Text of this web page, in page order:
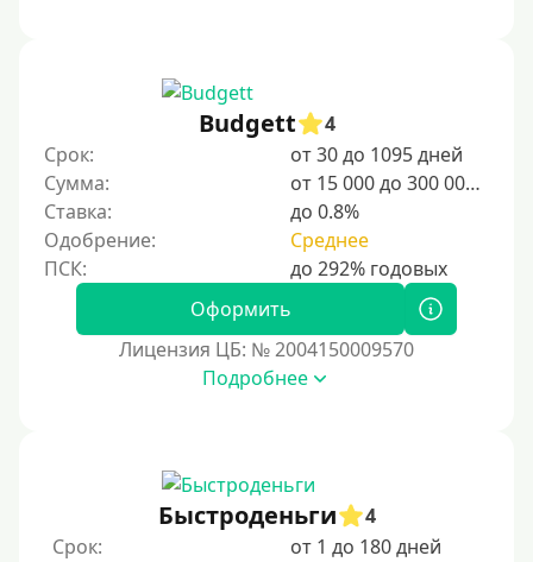
Несовершеннолетним
Для мужчин
Женский займ
Мамам в декрете
Без прописки
С временной регистрацией
Пенсионерам до 70 лет
Пенсионерам до 75 лет
Budgett
4
Срок:
от 30 до 1095 дней
Сумма:
от 15 000 до 300 000 ₽
Ставка:
до 0.8%
Одобрение:
Среднее
Оформить
Лицензия ЦБ: № 2004150009570
Подробнее
Быстроденьги
4
Срок:
от 1 до 180 дней